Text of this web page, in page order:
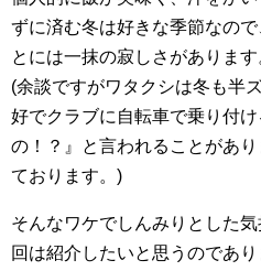
ずに済む冬は好きな季節なの
とには一抹の寂しさがあります
(余談ですがワタクシは冬も半
好でクラブに自転車で乗り付
の！？』と言われることがあ
ております。)
そんなワケでしんみりとした
回は紹介したいと思うのであり